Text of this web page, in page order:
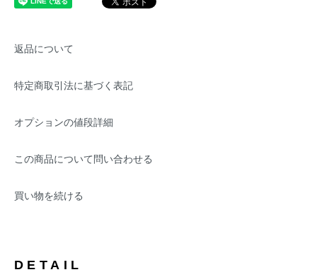
返品について
特定商取引法に基づく表記
オプションの値段詳細
この商品について問い合わせる
買い物を続ける
DETAIL